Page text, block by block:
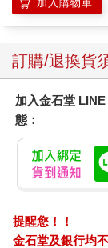
二二年搭乘遊艇
歲。
□教訓：看起來浪
會「浪費」──「
可以買輛車了。」
西班牙廣場不能
教堂，否則就「
在教堂前，教宗
住法國人的嘴。
加入購物車
訂購/退換貨
加入金石堂
態：
提醒您！！
金石堂及銀行均